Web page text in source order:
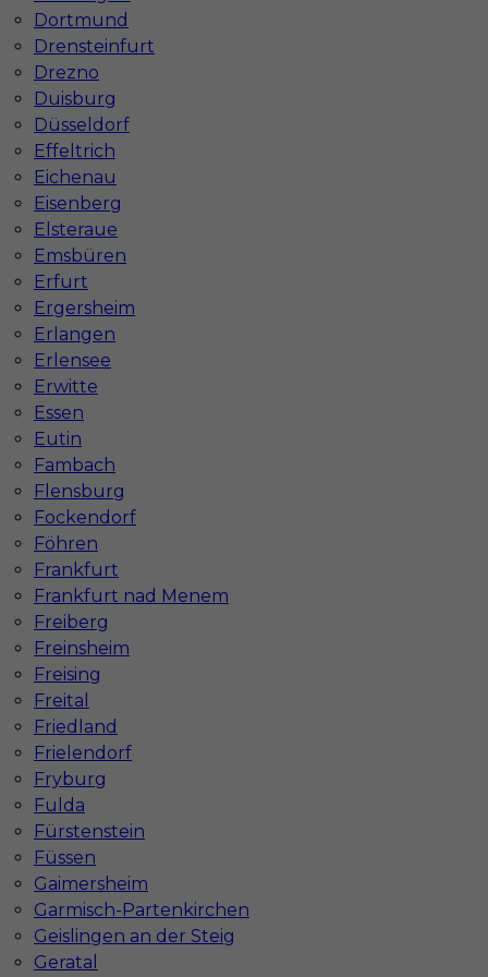
Dortmund
Drensteinfurt
Drezno
Duisburg
Düsseldorf
Effeltrich
Eichenau
Eisenberg
Elsteraue
Emsbüren
Erfurt
Ergersheim
Erlangen
Erlensee
Erwitte
Essen
Eutin
Fambach
Flensburg
Fockendorf
Föhren
Frankfurt
Frankfurt nad Menem
Freiberg
Freinsheim
Freising
Freital
Friedland
Frielendorf
Fryburg
Fulda
Fürstenstein
Füssen
Gaimersheim
Garmisch-Partenkirchen
Geislingen an der Steig
Geratal
Najpopularniejsze miejscowości w Niemczech
Praca Augsburg
Praca Hamburg
Praca Berlin
Praca Hannover
Praca Dortmund
Praca Magdeburg
InServ © 2014 – 2026 | Wszelkie prawa zastrzeżone
Witryna korzysta z ciasteczek
Ta witryna używa ciasteczek (cookies) do
personalizacji treści i reklam, oferowania funkcji
społecznościowych oraz analizy naszego ruchu
internetowego.